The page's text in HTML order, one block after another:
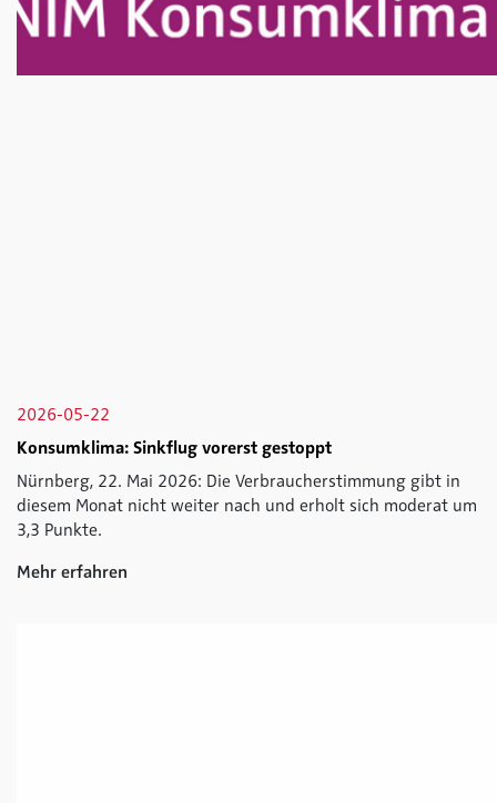
2026-05-22
Konsumklima: Sinkflug vorerst gestoppt
Nürnberg, 22. Mai 2026: Die Verbraucherstimmung gibt in
diesem Monat nicht weiter nach und erholt sich moderat um
3,3 Punkte.
Mehr erfahren